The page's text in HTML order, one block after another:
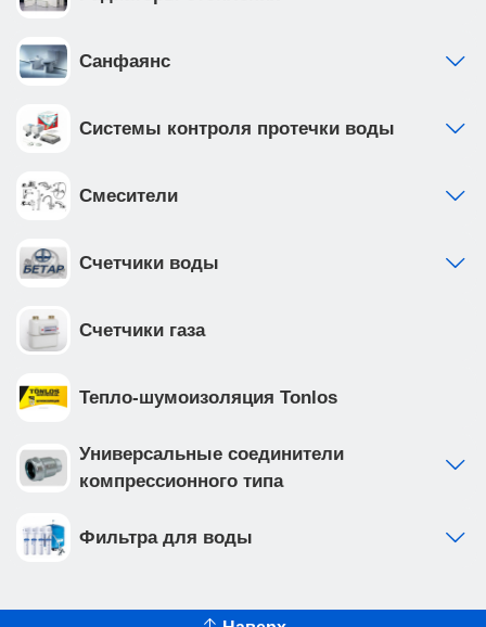
Санфаянс
Системы контроля протечки воды
Смесители
Счетчики воды
Счетчики газа
Тепло-шумоизоляция Tonlos
Универсальные соединители
компрессионного типа
Фильтра для воды